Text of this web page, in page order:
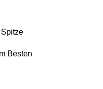
Besten